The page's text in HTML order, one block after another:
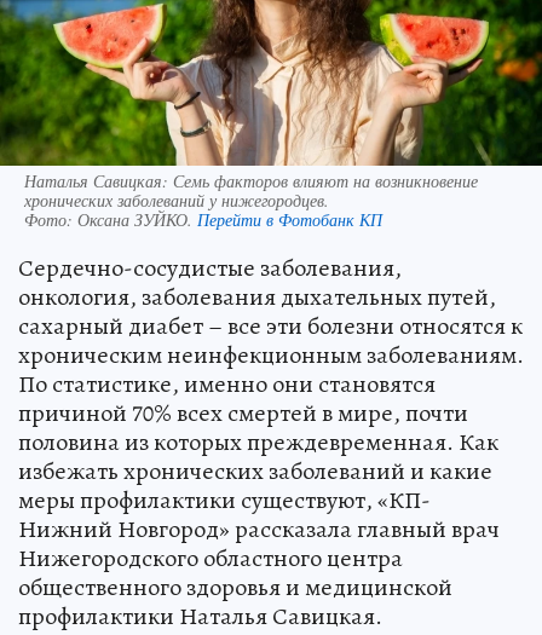
Наталья Савицкая: Семь факторов влияют на возникновение
хронических заболеваний у нижегородцев.
Фото: Оксана ЗУЙКО. Перейти в Фотобанк КП
Сердечно-сосудистые заболевания,
онкология, заболевания дыхательных путей,
сахарный диабет – все эти болезни относятся к
хроническим неинфекционным заболеваниям.
По статистике, именно они становятся
причиной 70% всех смертей в мире, почти
половина из которых преждевременная. Как
избежать хронических заболеваний и какие
меры профилактики существуют, «КП-
Нижний Новгород» рассказала главный врач
Нижегородского областного центра
общественного здоровья и медицинской
профилактики Наталья Савицкая.